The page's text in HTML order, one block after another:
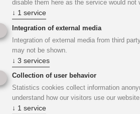
Building
Bestandsaufnahme
durchführen, die Ihnen
übergeben wird. So
disable them here as the service would not
↓ 1 service
Integration of external media
Integration of external media from third
may not be shown.
↓ 3 services
Collection of user behavior
Statistics cookies collect information
understand how our visitors use our
↓ 1 service